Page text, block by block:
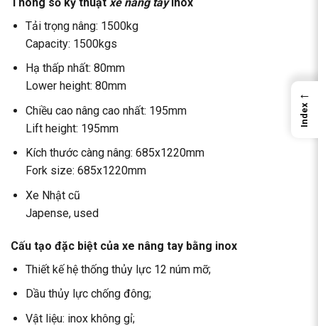
Tải trọng nâng: 1500kg
Capacity: 1500kgs
Hạ thấp nhất: 80mm
Lower height: 80mm
Chiều cao nâng cao nhất: 195mm
Lift height: 195mm
Kích thước càng nâng: 685x1220mm
Fork size: 685x1220mm
Xe Nhật cũ
Japense, used
Cấu tạo đặc biệt của xe nâng tay bằng inox
Thiết kế hệ thống thủy lực 12 núm mỡ;
Dầu thủy lực chống đông;
Vật liệu: inox không gỉ;
←
Index